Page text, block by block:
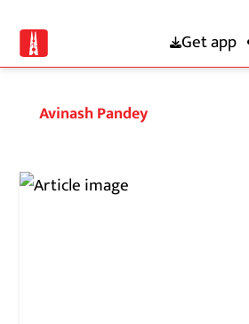
Get app
Avinash Pandey